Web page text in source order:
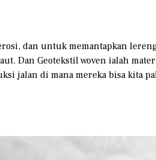
dan untuk memantapkan
Dan Geotekstil woven ialah
jalan di mana mereka bisa kita